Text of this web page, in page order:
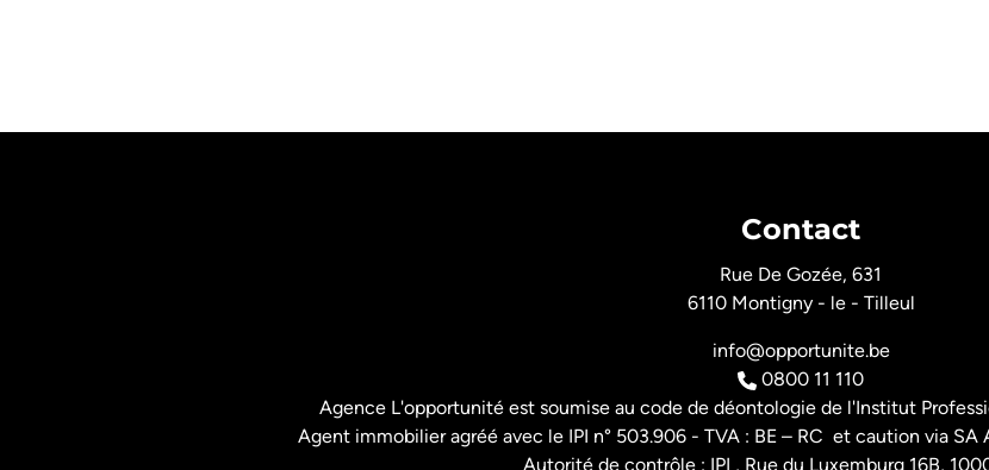
Contact
Rue De Gozée, 631
6110 Montigny - le - Tilleul
info@opportunite.be
0800 11 110
Agence L'opportunité est soumise au code de déontologie de l'Institut
Agent immobilier agréé avec le IPI n° 503.906 - TVA : BE – RC et caution via SA
Autorité de contrôle : IPI , Rue du Luxemburg 16B,